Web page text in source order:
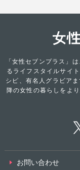
「女性セブンプラス」
るライフスタイルサイ
シピ、有名人グラビア
降の女性の暮らしをよ
お問い合わせ